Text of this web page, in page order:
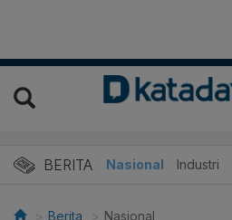
BERITA Nasional Industri
Berita Nasional